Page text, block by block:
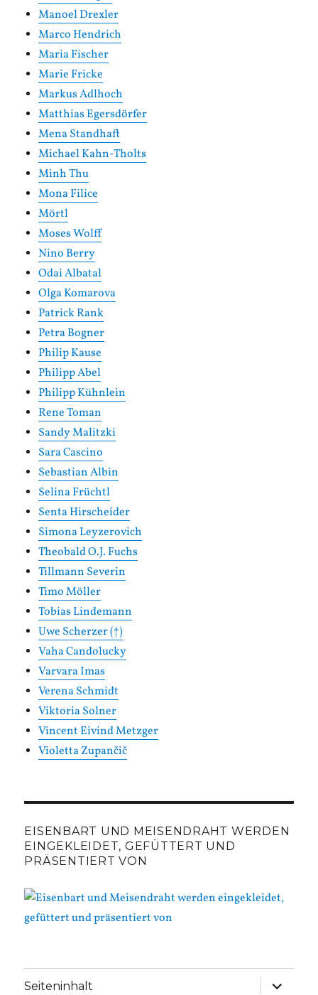
Manoel Drexler
Marco Hendrich
Maria Fischer
Marie Fricke
Markus Adlhoch
Matthias Egersdörfer
Mena Standhaft
Michael Kahn-Tholts
Minh Thu
Mona Filice
Mörtl
Moses Wolff
Nino Berry
Odai Albatal
Olga Komarova
Patrick Rank
Petra Bogner
Philip Kause
Philipp Abel
Philipp Kühnlein
Rene Toman
Sandy Malitzki
Sara Cascino
Sebastian Albin
Selina Früchtl
Senta Hirscheider
Simona Leyzerovich
Theobald O.J. Fuchs
Tillmann Severin
Timo Möller
Tobias Lindemann
Uwe Scherzer (†)
Vaha Candolucky
Varvara Imas
Verena Schmidt
Viktoria Solner
Vincent Eivind Metzger
Violetta Zupančič
EISENBART UND MEISENDRAHT WERDEN
EINGEKLEIDET, GEFÜTTERT UND
PRÄSENTIERT VON
Seiteninhalt